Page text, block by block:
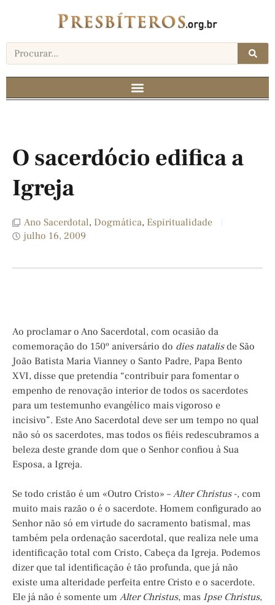
O sacerdócio edifica a
Igreja
Ano Sacerdotal, Dogmática, Espiritualidade
julho 16, 2009
Ao proclamar o Ano Sacerdotal, com ocasião da
comemoração do 150º aniversário do dies natalisde São
João Batista Maria Vianney o Santo Padre, Papa Bento
XVI, disse que pretendia “contribuir para fomentar o
empenho de renovação interior de todos os sacerdotes
para um testemunho evangélico mais vigoroso e
incisivo”. Este Ano Sacerdotal deve ser um tempo no qual
não só os sacerdotes, mas todos os fiéis redescubramos a
beleza deste grande dom que o Senhor confiou à Sua
Esposa, a Igreja.
Se todo cristão é um «Outro Cristo» – Alter Christus-, com
muito mais razão o é o sacerdote. Homem configurado ao
Senhor não só em virtude do sacramento batismal, mas
também pela ordenação sacerdotal, que realiza nele uma
identificação total com Cristo, Cabeça da Igreja. Podemos
dizer que tal identificação é tão profunda, que já não
existe uma alteridade perfeita entre Cristo e o sacerdote.
Ele já não é somente um Alter Christus, mas Ipse Christus,